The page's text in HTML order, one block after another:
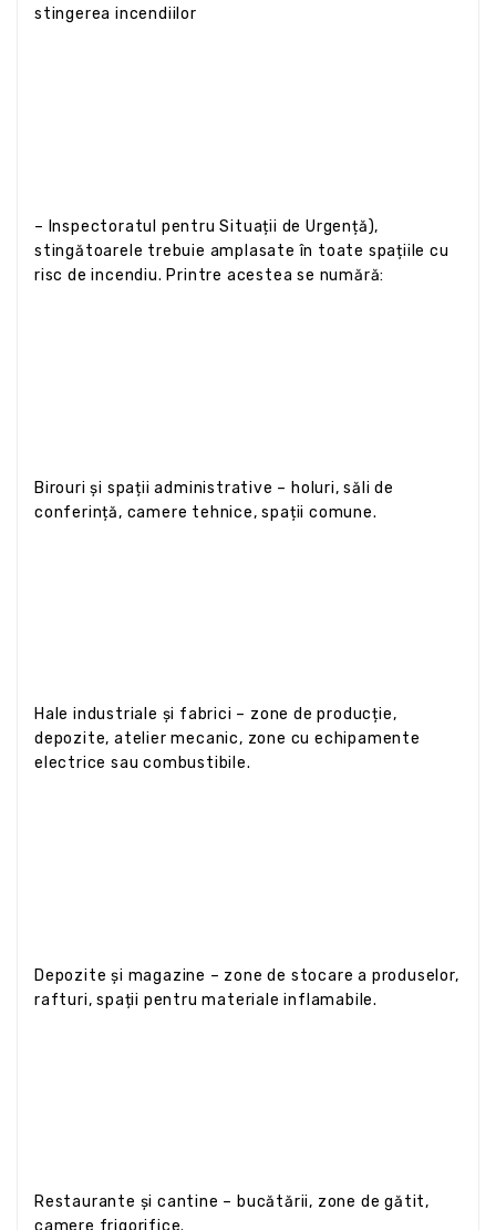
stingerea incendiilor
– Inspectoratul pentru Situații de Urgență),
stingătoarele trebuie amplasate în toate spațiile cu
risc de incendiu. Printre acestea se numără:
Birouri și spații administrative – holuri, săli de
conferință, camere tehnice, spații comune.
Hale industriale și fabrici – zone de producție,
depozite, atelier mecanic, zone cu echipamente
electrice sau combustibile.
Depozite și magazine – zone de stocare a produselor,
rafturi, spații pentru materiale inflamabile.
Restaurante și cantine – bucătării, zone de gătit,
camere frigorifice.